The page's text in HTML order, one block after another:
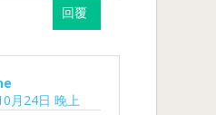
回覆
月24日 晚上